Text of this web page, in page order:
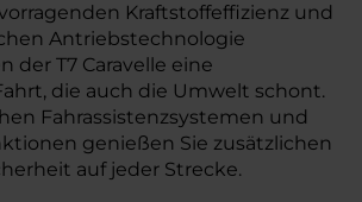
Kraftstoffeffizienz und
Antriebstechnologie
der T7 Caravelle eine
die auch die Umwelt schont.
Fahrassistenzsystemen und
genießen Sie zusätzlichen
auf jeder Strecke.